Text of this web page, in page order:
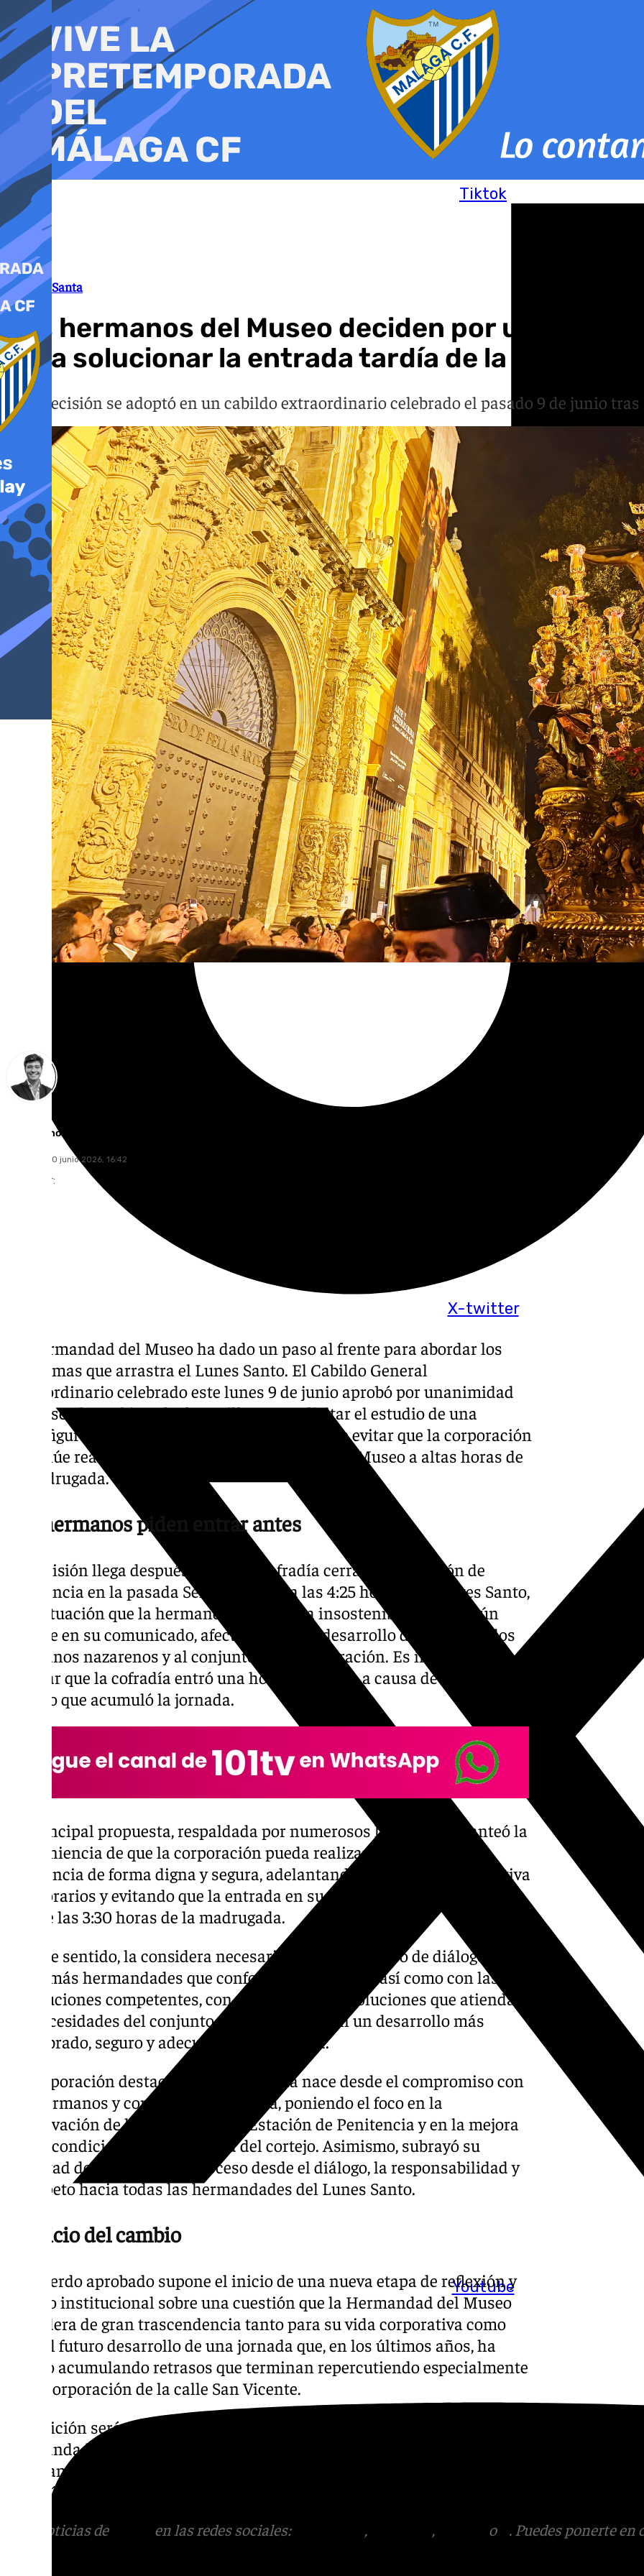
al
contenido
Tiktok
X-twitter
Youtube
Semana Santa
Los hermanos del Museo deciden por
para solucionar la entrada tardía de la cofradía
Esta decisión se adoptó en un cabildo extraordinario celebrado el pasado 9 de junio
Curro Bono
miércoles, 10 junio 2026, 16:42
Compartir:
La Hermandad del Museo ha dado un paso al frente para abordar los
problemas que arrastra el Lunes Santo. El Cabildo General
Extraordinario celebrado este lunes 9 de junio aprobó por unanimidad
dirigirse al Arzobispado de Sevilla para solicitar el estudio de una
reconfiguración de la jornada, con el objetivo de evitar que la corporación
continúe realizando su entrada en la Capilla del Museo a altas horas de
la madrugada.
Los hermanos piden entrar antes
La decisión llega después de que la cofradía cerrara su Estación de
Penitencia en la pasada Semana Santa a las 4:25 horas del Martes Santo,
una situación que la hermandad considera insostenible y que, según
expone en su comunicado, afecta al normal desarrollo del cortejo, a los
hermanos nazarenos y al conjunto de la corporación. Es importante
reseñar que la cofradía entró una hora más tarde a causa de la hora de
retraso que acumuló la jornada.
La principal propuesta, respaldada por numerosos hermanos, planteó la
conveniencia de que la corporación pueda realizar su Estación de
Penitencia de forma digna y segura, adelantando de manera significativa
sus horarios y evitando que la entrada en su Capilla se produzca más
allá de las 3:30 horas de la madrugada.
En este sentido, la considera necesario abrir un proceso de diálogo con
las demás hermandades que conforman la jornada, así como con las
instituciones competentes, con el fin de buscar soluciones que atiendan
las necesidades del conjunto del día y permitan un desarrollo más
equilibrado, seguro y adecuado de la jornada.
La corporación destacó que la propuesta nace desde el compromiso con
sus hermanos y con la propia jornada, poniendo el foco en la
preservación de la dignidad de la Estación de Penitencia y en la mejora
de las condiciones de seguridad del cortejo. Asimismo, subrayó su
voluntad de afrontar este proceso desde el diálogo, la responsabilidad y
el respeto hacia todas las hermandades del Lunes Santo.
El inicio del cambio
El acuerdo aprobado supone el inicio de una nueva etapa de reflexión y
trabajo institucional sobre una cuestión que la Hermandad del Museo
considera de gran trascendencia tanto para su vida corporativa como
para el futuro desarrollo de una jornada que, en los últimos años, ha
venido acumulando retrasos que terminan repercutiendo especialmente
en la corporación de la calle San Vicente.
La petición será trasladada ahora al Arzobispado de Sevilla y al resto de
hermandades del Lunes Santo sin mencionar al Consejo de
Hermandades. Este puede ser el primer paso para que la decana deje de
ser la última cofradía de la jornada y permute su puesto con las Aguas.
Más noticias de en las redes sociales: , , o
. Puedes ponerte